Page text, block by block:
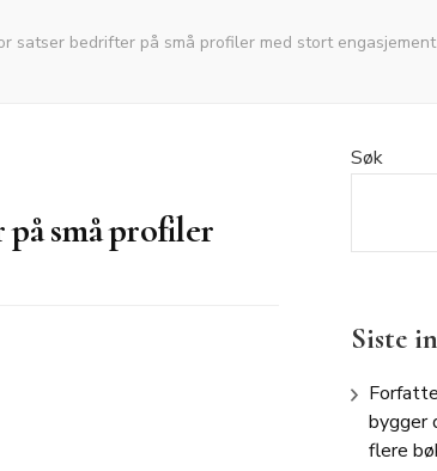
satser bedrifter på små profiler med stort engasjement
små profiler
Søk
Siste
bygger
flere